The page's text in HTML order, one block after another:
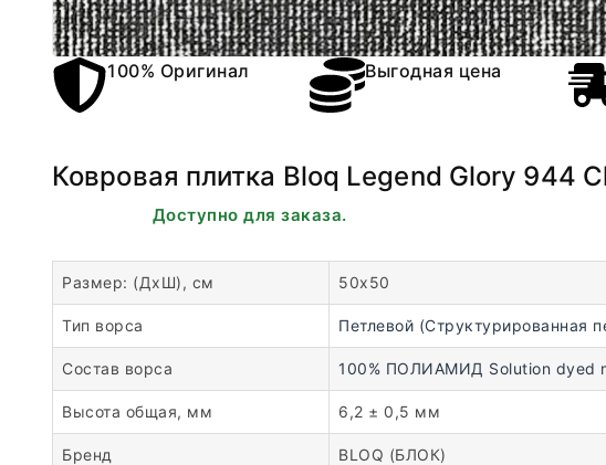
100% Оригинал Выгодная цена
Ковровая плитка Bloq Legend Glory 944
В наличии. Доступно для заказа.
Размер: (ДхШ), см 50х50
Тип ворса Петлевой (Структурированная
Состав ворса 100% ПОЛИАМИД Solution dyed
Высота общая, мм 6,2 ± 0,5 мм
Бренд BLOQ (БЛОК)